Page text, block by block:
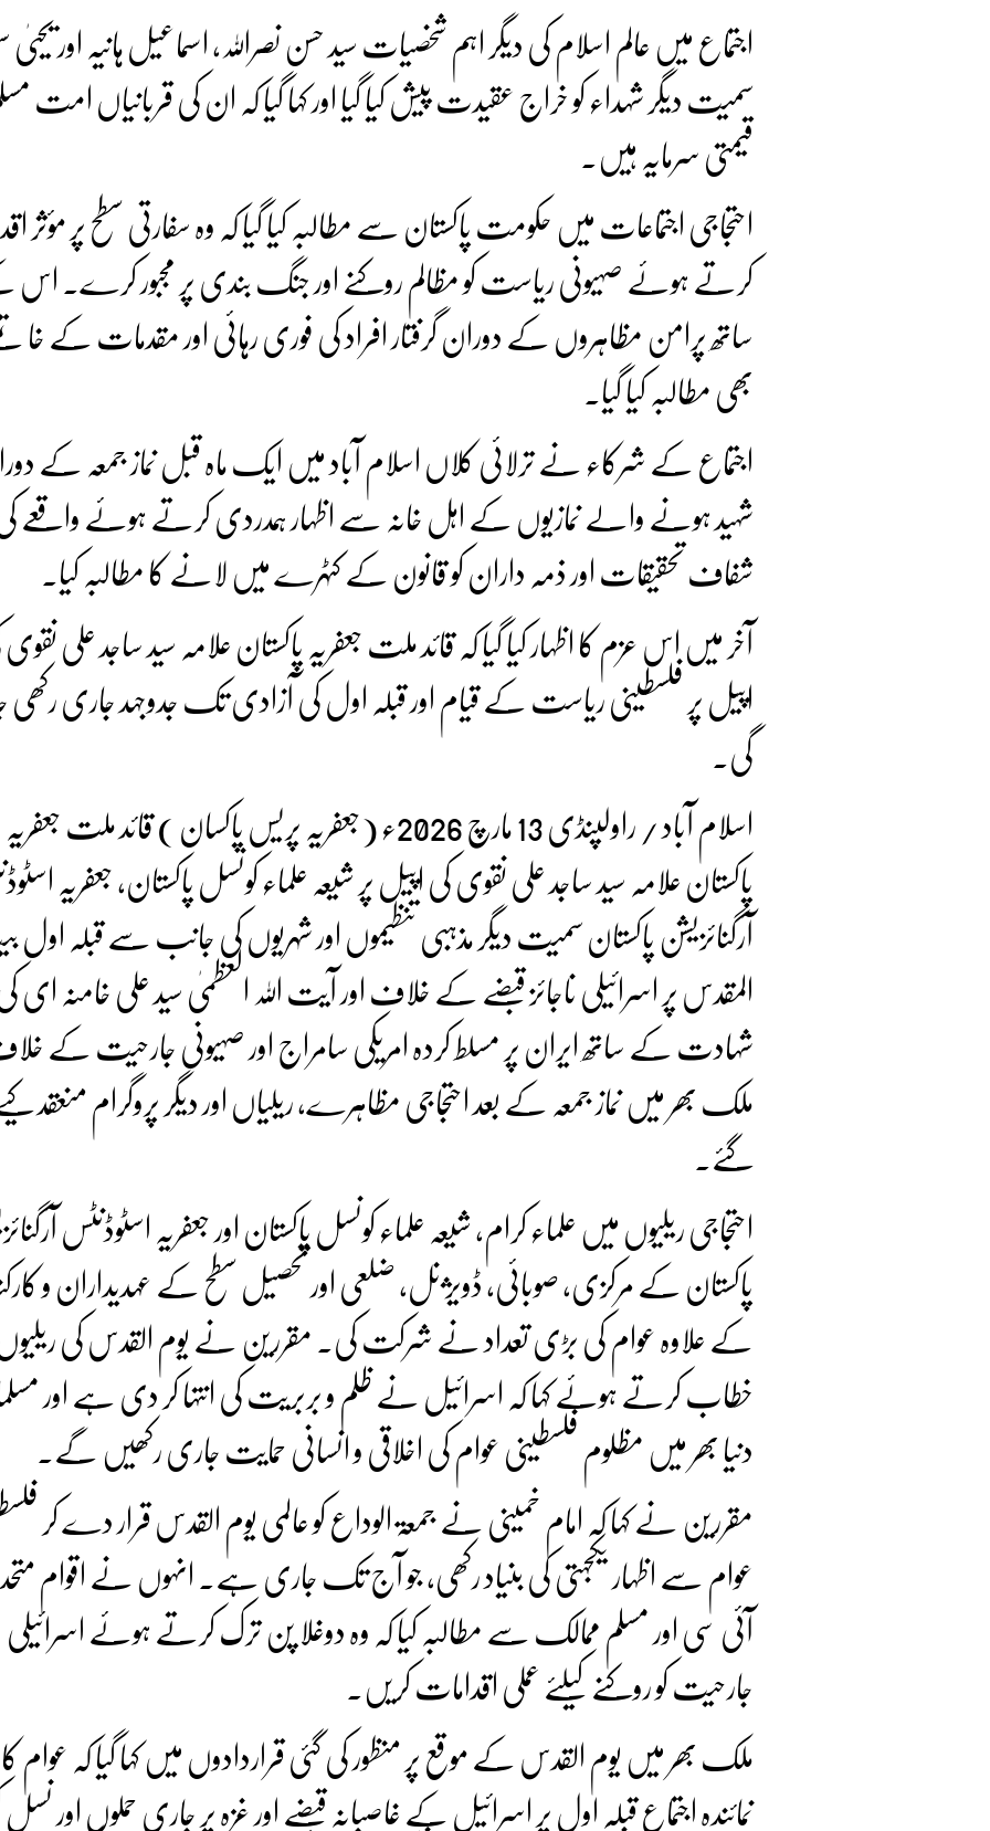
اجتماع میں عالم اسلام کی دیگر اہم شخصیات سید حسن نصراللہ، اسماعیل ہانیہ اور یحییٰ
سمیت دیگر شہداء کو خراج عقیدت پیش کیا گیا اور کہا گیا کہ ان کی قربانیاں امت
قیمتی سرمایہ ہیں۔
احتجاجی اجتماعات میں حکومت پاکستان سے مطالبہ کیا گیا کہ وہ سفارتی سطح پر مؤثر
کرتے ہوئے صہیونی ریاست کو مظالم روکنے اور جنگ بندی پر مجبور کرے۔
ساتھ پرامن مظاہروں کے دوران گرفتار افراد کی فوری رہائی اور مقدمات کے
بھی مطالبہ کیا گیا۔
اجتماع کے شرکاء نے ترلائی کلاں اسلام آباد میں ایک ماہ قبل نماز جمعہ کے
شہید ہونے والے نمازیوں کے اہل خانہ سے اظہار ہمدردی کرتے ہوئے واقعے
شفاف تحقیقات اور ذمہ داران کو قانون کے کٹہرے میں لانے کا مطالبہ کیا۔
آخر میں اس عزم کا اظہار کیا گیا کہ قائد ملت جعفریہ پاکستان علامہ سید ساجد علی
اپیل پر فلسطینی ریاست کے قیام اور قبلہ اول کی آزادی تک جدوجہد جاری
گی۔
اسلام آباد / راولپنڈی 13 مارچ 2026ء (جعفریہ پریس پاکسان ) قائد ملت جعفریہ
پاکستان علامہ سید ساجد علی نقوی کی اپیل پر شیعہ علماء کونسل پاکستان، جعفریہ
آرگنائزیشن پاکستان سمیت دیگر مذہبی تنظیموں اور شہریوں کی جانب سے قبلہ
المقدس پر اسرائیلی ناجائز قبضے کے خلاف اور آیت اللہ العظمیٰ سید علی خامنہ ای
شہادت کے ساتھ ایران پر مسلط کردہ امریکی سامراج اور صہیونی جارحیت کے
ملک بھر میں نماز جمعہ کے بعد احتجاجی مظاہرے، ریلیاں اور دیگر پروگرام منعقد
گئے۔
احتجاجی ریلیوں میں علماء کرام، شیعہ علماء کونسل پاکستان اور جعفریہ اسٹوڈنٹس
پاکستان کے مرکزی، صوبائی، ڈویژنل، ضلعی اور تحصیل سطح کے عہدیداران و
کے علاوہ عوام کی بڑی تعداد نے شرکت کی۔ مقررین نے یوم القدس کی
خطاب کرتے ہوئے کہا کہ اسرائیل نے ظلم و بربریت کی انتہا کر دی ہے اور
دنیا بھر میں مظلوم فلسطینی عوام کی اخلاقی و انسانی حمایت جاری رکھیں گے۔
مقررین نے کہا کہ امام خمینی نے جمعۃ الوداع کو عالمی یوم القدس قرار دے کر
عوام سے اظہار یکجہتی کی بنیاد رکھی، جو آج تک جاری ہے۔ انہوں نے اقوام
آئی سی اور مسلم ممالک سے مطالبہ کیا کہ وہ دوغلا پن ترک کرتے ہوئے اسرائیلی
جارحیت کو روکنے کیلئے عملی اقدامات کریں۔
ملک بھر میں یوم القدس کے موقع پر منظور کی گئی قراردادوں میں کہا گیا کہ عوام
نمائندہ اجتماع قبلہ اول پر اسرائیل کے غاصبانہ قبضے اور غزہ پر جاری حملوں اور